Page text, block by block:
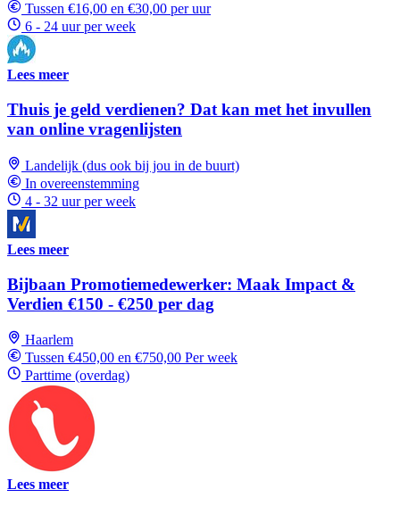
Tussen €16,00 en €30,00 per uur
6 - 24 uur per week
Lees meer
Thuis je geld verdienen? Dat kan met het invullen
van online vragenlijsten
Landelijk (dus ook bij jou in de buurt)
In overeenstemming
4 - 32 uur per week
Lees meer
Bijbaan Promotiemedewerker: Maak Impact &
Verdien €150 - €250 per dag
Haarlem
Tussen €450,00 en €750,00 Per week
Parttime (overdag)
Lees meer